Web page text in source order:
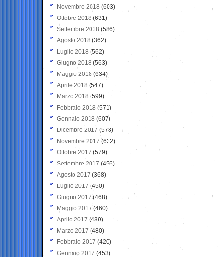
Novembre 2018 (603)
Ottobre 2018 (631)
Settembre 2018 (586)
Agosto 2018 (362)
Luglio 2018 (562)
Giugno 2018 (563)
Maggio 2018 (634)
Aprile 2018 (547)
Marzo 2018 (599)
Febbraio 2018 (571)
Gennaio 2018 (607)
Dicembre 2017 (578)
Novembre 2017 (632)
Ottobre 2017 (579)
Settembre 2017 (456)
Agosto 2017 (368)
Luglio 2017 (450)
Giugno 2017 (468)
Maggio 2017 (460)
Aprile 2017 (439)
Marzo 2017 (480)
Febbraio 2017 (420)
Gennaio 2017 (453)